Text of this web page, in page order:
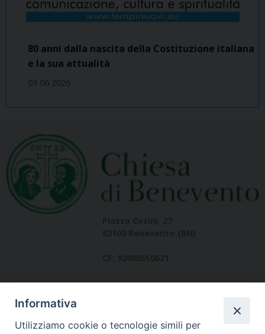
80 anni dalla nascita della Costituzione italiana
e la sua attualità
03 06 2026
Informativa
Utilizziamo cookie o tecnologie simili per